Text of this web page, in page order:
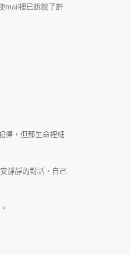
mail裡已訴說了許
得，但那生命裡細
靜靜的對話，自己